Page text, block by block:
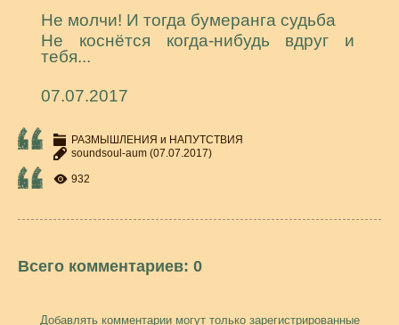
Не молчи! И тогда бумеранга судьба
Не коснётся когда-нибудь вдруг и
тебя...
07.07.2017
РАЗМЫШЛЕНИЯ и НАПУТСТВИЯ
soundsoul-aum (07.07.2017)
932
Всего комментариев: 0
Добавлять комментарии могут только зарегистрированные